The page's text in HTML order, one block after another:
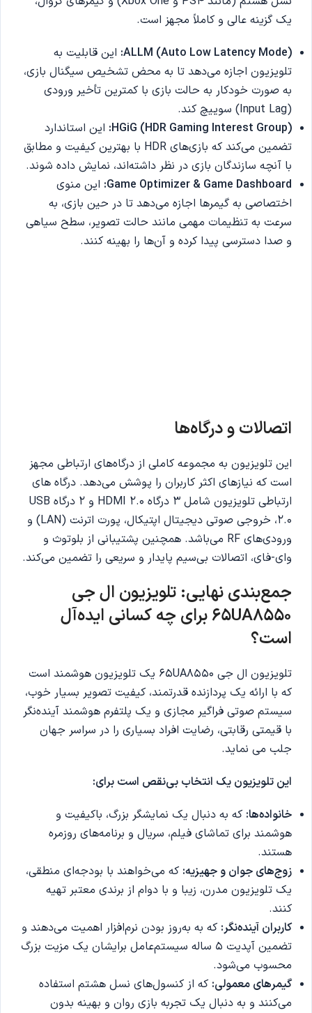
یک گزینه عالی و کاملاً مجهز است.
ALLM (Auto Low Latency Mode): این قابلیت به
تلویزیون اجازه می‌دهد تا به محض تشخیص سیگنال بازی،
به صورت خودکار به حالت بازی با کمترین تأخیر ورودی
(Input Lag) سوییچ کند.
HGiG (HDR Gaming Interest Group): این استاندارد
تضمین می‌کند که بازی‌های HDR با بهترین کیفیت و مطابق
با آنچه سازندگان بازی در نظر داشته‌اند، نمایش داده شوند.
Game Optimizer & Game Dashboard: این منوی
اختصاصی به گیمرها اجازه می‌دهد تا در حین بازی، به
سرعت به تنظیمات مهمی مانند حالت تصویر، سطح سیاهی
و صدا دسترسی پیدا کرده و آن‌ها را بهینه کنند.
اتصالات و درگاه‌ها
این تلویزیون به مجموعه کاملی از درگاه‌های ارتباطی مجهز
است که نیازهای اکثر کاربران را پوشش می‌دهد. درگاه های
ارتباطی تلویزیون شامل 3 درگاه HDMI 2.0 و 2 درگاه USB
2.0، خروجی صوتی دیجیتال اپتیکال، پورت اترنت (LAN) و
ورودی‌های RF می‌باشد. همچنین پشتیبانی از بلوتوث و
وای-فای، اتصالات بی‌سیم پایدار و سریعی را تضمین می‌کند.
جمع‌بندی نهایی: تلویزیون ال جی
65UA8550 برای چه کسانی ایده‌آل
است؟
تلویزیون ال جی 65UA8550 یک تلویزیون هوشمند است
که با ارائه یک پردازنده قدرتمند، کیفیت تصویر بسیار خوب،
سیستم صوتی فراگیر مجازی و یک پلتفرم هوشمند آینده‌نگر
با قیمتی رقابتی، رضایت افراد بسیاری را در سراسر جهان
جلب می نماید.
این تلویزیون یک انتخاب بی‌نقص است برای:
خانواده‌ها: که به دنبال یک نمایشگر بزرگ، باکیفیت و
هوشمند برای تماشای فیلم، سریال و برنامه‌های روزمره
هستند.
زوج‌های جوان و جهیزیه: که می‌خواهند با بودجه‌ای منطقی،
یک تلویزیون مدرن، زیبا و با دوام از برندی معتبر تهیه
کنند.
کاربران آینده‌نگر: که به به‌روز بودن نرم‌افزار اهمیت می‌دهند و
تضمین آپدیت 5 ساله سیستم‌عامل برایشان یک مزیت بزرگ
محسوب می‌شود.
گیمرهای معمولی: که از کنسول‌های نسل هشتم استفاده
می‌کنند و به دنبال یک تجربه بازی روان و بهینه بدون